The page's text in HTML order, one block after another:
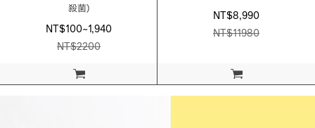
加入購物車
殺菌)
NT$100~1,940
NT$2200
加入購物車
NT$8,990
NT$11980